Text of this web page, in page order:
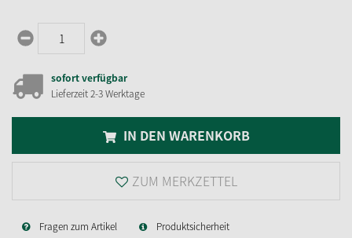
sofort verfügbar
Lieferzeit 2-3 Werktage
IN DEN WARENKORB
ZUM MERKZETTEL
Fragen zum Artikel Produktsicherheit